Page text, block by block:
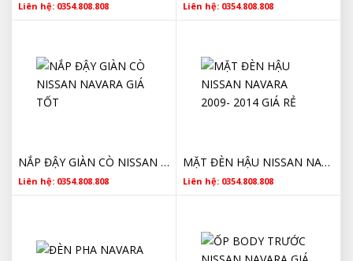
Liên hệ: 0354.808.808 Liên hệ: 0354.808.808
NẮP ĐẬY GIÀN CÒ NISSAN NAVARA GIÁ TỐT
Liên hệ: 0354.808.808
MẶT ĐÈN HẬU NISSAN NAVARA 2009- 2014 GIÁ RẺ
Liên hệ: 0354.808.808